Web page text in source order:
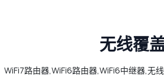
无线覆
WiFi7路由器,WiFi6路由器,WiFi6中继器,无